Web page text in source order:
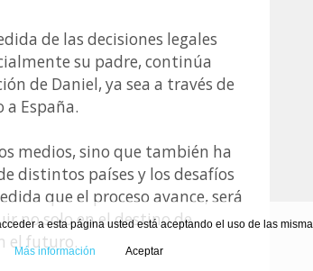
de las decisiones legales
su padre, continúa
de Daniel, ya sea a través de
España.
medios, sino que también ha
distintos países y los desafíos
que el proceso avance, será
no solo en el destino de
el futuro.
a esta página usted está aceptando el uso de las
Más información Aceptar